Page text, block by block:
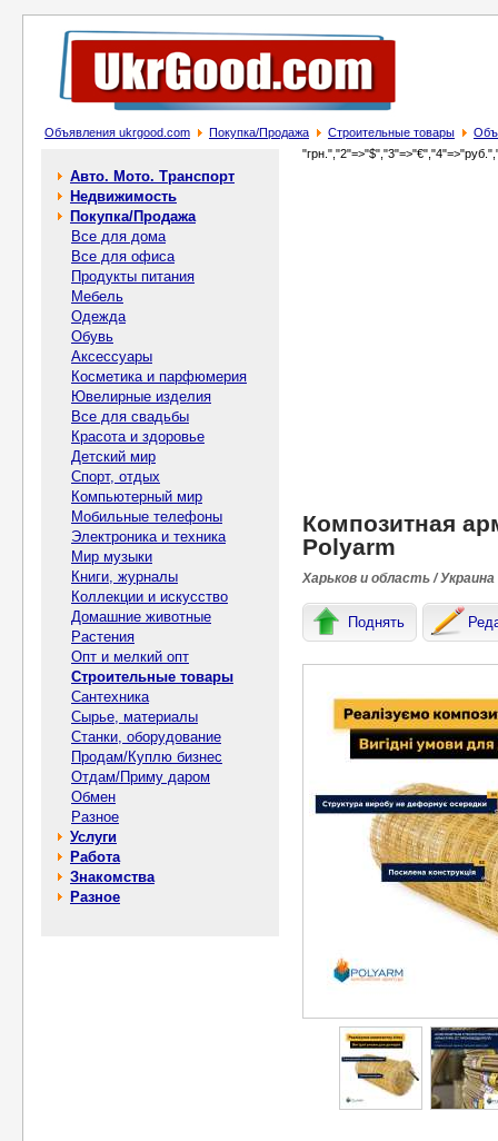
Объявления ukrgood.com Покупка/Продажа Строительные товары
Авто. Мото. Транспорт
Недвижимость
Покупка/Продажа
Все для дома
Все для офиса
Продукты питания
Мебель
Одежда
Обувь
Аксессуары
Косметика и парфюмерия
Ювелирные изделия
Все для свадьбы
Красота и здоровье
Детский мир
Спорт, отдых
Компьютерный мир
Мобильные телефоны
Электроника и техника
Мир музыки
Книги, журналы
Коллекции и искусство
Домашние животные
Растения
Опт и мелкий опт
Строительные товары
Сантехника
Сырье, материалы
Станки, оборудование
Продам/Куплю бизнес
Отдам/Приму даром
Обмен
Разное
Услуги
Работа
Знакомства
Разное
Композитная
Polyarm
Харьков и область / Украина
Поднять